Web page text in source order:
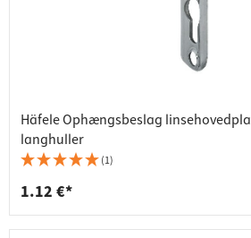
Häfele Ophængsbeslag
langhuller
(1)
1.12 €*